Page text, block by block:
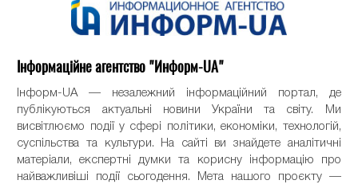
Інформаційне агентство "Информ-UA"
Інформ-UA — незалежний інформаційний портал, де
публікуються актуальні новини України та світу. Ми
висвітлюємо події у сфері політики, економіки, технологій,
суспільства та культури. На сайті ви знайдете аналітичні
матеріали, експертні думки та корисну інформацію про
найважливіші події сьогодення. Мета нашого проєкту —